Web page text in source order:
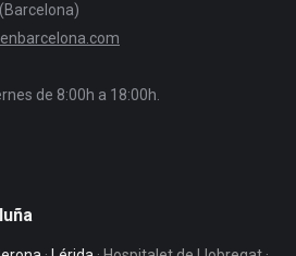
de 8:00h a 18:00h.